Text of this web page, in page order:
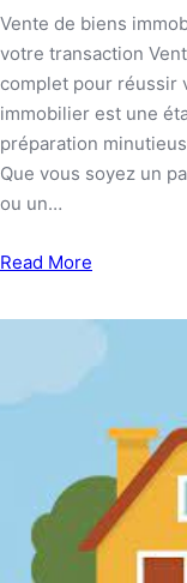
Vente de biens
votre transaction
complet pour réussir
immobilier est une
préparation
Que vous soyez un
ou un…
Read More